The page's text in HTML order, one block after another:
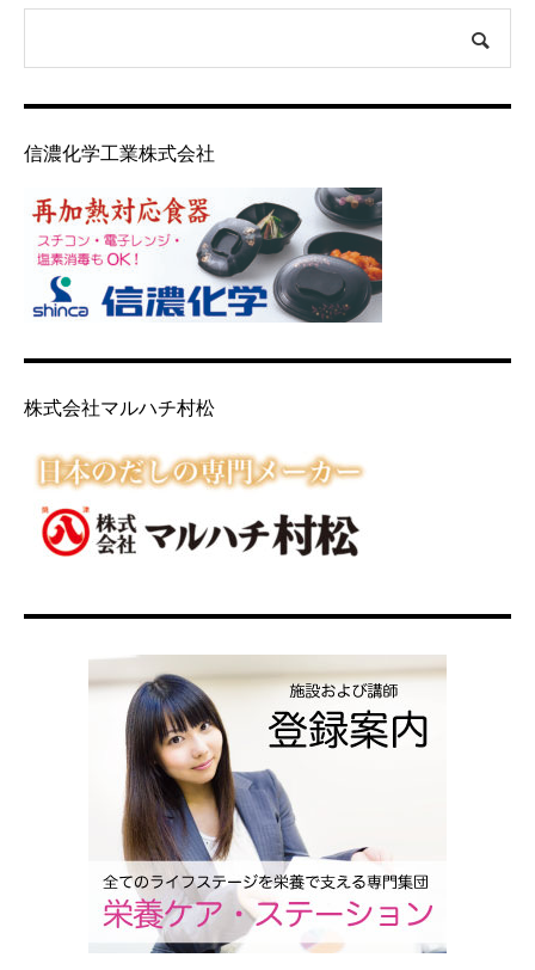
信濃化学工業株式会社
株式会社マルハチ村松